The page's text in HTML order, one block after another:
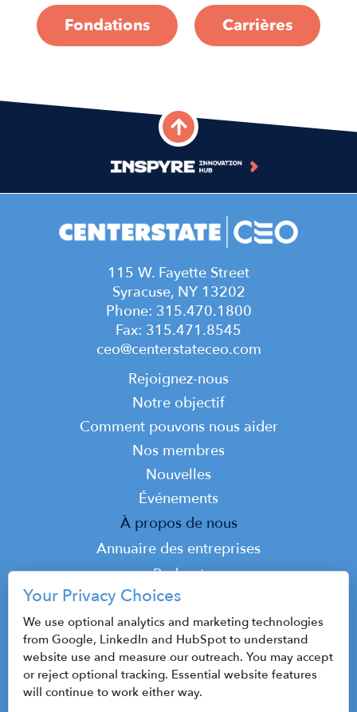
Fondations Carrières
115 W. Fayette Street
Syracuse, NY 13202
Phone: 315.470.1800
Fax: 315.471.8545
ceo@centerstateceo.com
navigation
Rejoignez-nous
Notre objectif
Comment pouvons nous aider
Nos membres
Nouvelles
Événements
À propos de nous
Annuaire des entreprises
Podcast
Contact
© 2026 CenterState CEO
Plan du site
Your Privacy Choices
We use optional analytics and marketing technologies
from Google, LinkedIn and HubSpot to understand
website use and measure our outreach. You may accept
or reject optional tracking. Essential website features
will continue to work either way.